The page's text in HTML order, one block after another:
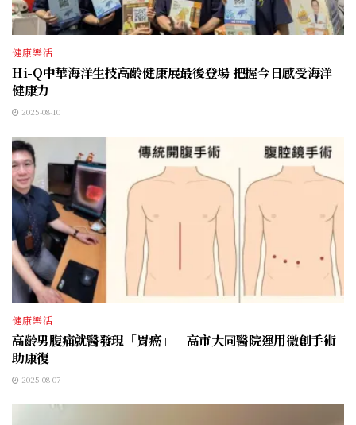
健康樂活
Hi-Q中華海洋生技高齡健康展最後登場 把握今日感受海洋
健康力
2025-08-10
健康樂活
高齡男腹痛就醫發現「胃癌」 高市大同醫院運用微創手術
助康復
2025-08-07